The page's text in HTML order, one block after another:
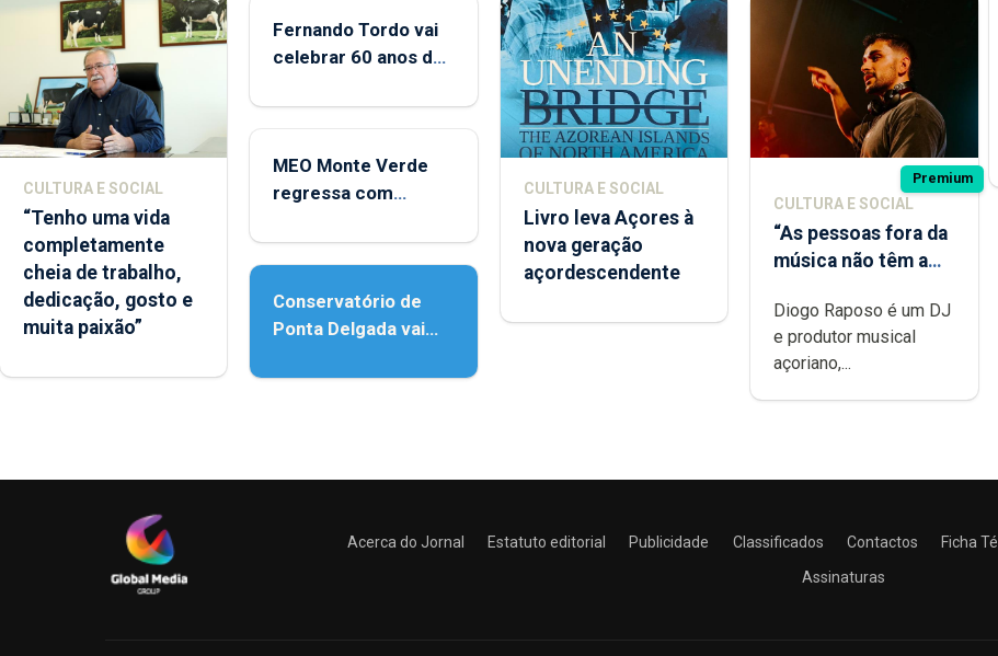
CULTURA E SOCIAL
“Tenho uma vida
completamente
cheia de trabalho,
dedicação, gosto e
muita paixão”
Fernando Tordo vai
celebrar 60 anos de
Micaelense
MEO Monte Verde
regressa com
acessibilidade
Conservatório de
Ponta Delgada vai
instrumentos
CULTURA E SOCIAL
Livro leva Açores à
nova geração
açordescendente
Premium
CULTURA E SOCIAL
“As pessoas fora da
música não têm a
difícil é produzir
uma música”
Diogo Raposo é um DJ
e produtor musical
açoriano,...
Acerca do Jornal Estatuto editorial Publicidade Classificados Contactos Ficha
Assinaturas